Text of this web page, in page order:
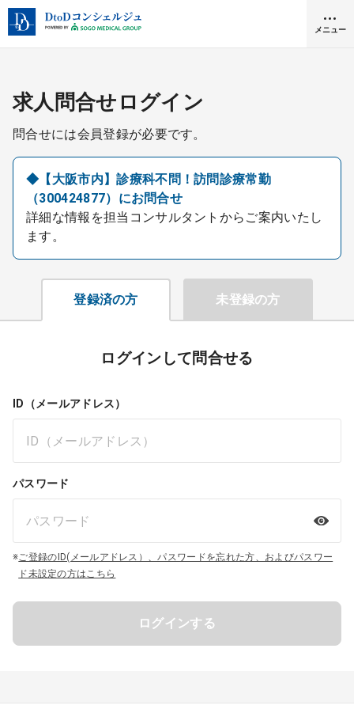
メニュー
クリニック開業
DtoDとは
お問合せ
医院の譲渡・売却をお考えの方
採用をお考えの医療機関の方
求人問合せログイン
問合せには会員登録が必要です。
◆【大阪市内】診療科不問！訪問診療常勤
（300424877）にお問合せ
詳細な情報を担当コンサルタントからご案内いたし
ます。
登録済の方 未登録の方
ログインして問合せる
ID（メールアドレス）
パスワード
※ご登録のID(メールアドレス）、パスワードを忘れた方、およびパスワー
ド未設定の方はこちら
ログインする